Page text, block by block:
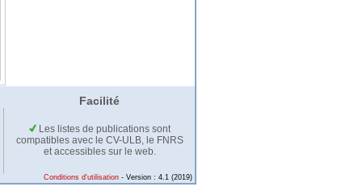
Facilité
Les listes de publications sont
compatibles avec le CV-ULB, le FNRS
et accessibles sur le web.
Conditions d'utilisation - Version : 4.1 (2019)